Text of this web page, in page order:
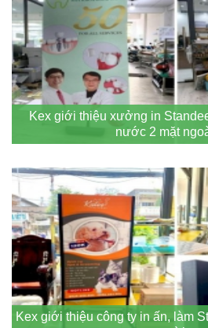
Kex giới thiệu xưởng in
nước 2 mặt
Kex giới thiệu công ty in ấn, làm